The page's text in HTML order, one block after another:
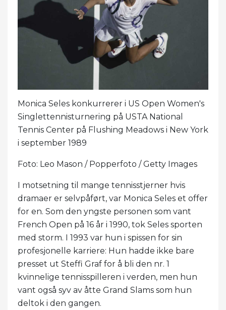
Monica Seles konkurrerer i US Open Women's
Singlettennisturnering på USTA National
Tennis Center på Flushing Meadows i New York
i september 1989
Foto: Leo Mason / Popperfoto / Getty Images
I motsetning til mange tennisstjerner hvis
dramaer er selvpåført, var Monica Seles et offer
for en. Som den yngste personen som vant
French Open på 16 år i 1990, tok Seles sporten
med storm. I 1993 var hun i spissen for sin
profesjonelle karriere: Hun hadde ikke bare
presset ut Steffi Graf for å bli den nr. 1
kvinnelige tennisspilleren i verden, men hun
vant også syv av åtte Grand Slams som hun
deltok i den gangen.